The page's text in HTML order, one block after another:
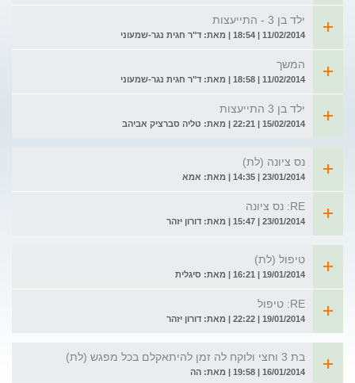
ילד בן 3 - התייעצות
11/02/2014 | 18:54 | מאת: ד"ר חגית נגר-שמעוני
המשך
11/02/2014 | 18:58 | מאת: ד"ר חגית נגר-שמעוני
ילד בן 3 התייעצות
15/02/2014 | 22:21 | מאת: טליה סברציק אביהב
נס ציונה (לת)
23/01/2014 | 14:35 | מאת: אמא
RE: נס ציונה
23/01/2014 | 15:47 | מאת: דורון יזהר
טיפול (לת)
19/01/2014 | 16:21 | מאת: סיגלית
RE: טיפול
19/01/2014 | 22:22 | מאת: דורון יזהר
בת 3 וחצי ולוקח לה זמן להיתאקלם בכל מפגש (לת)
16/01/2014 | 19:58 | מאת: הה